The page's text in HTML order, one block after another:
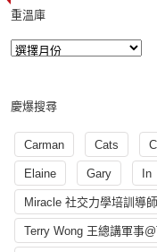
重溫庫
慶爆搜尋
Carman Cats
Elaine Gary In
Miracle 社交力學培訓導師
Terry Wong 王總講軍事